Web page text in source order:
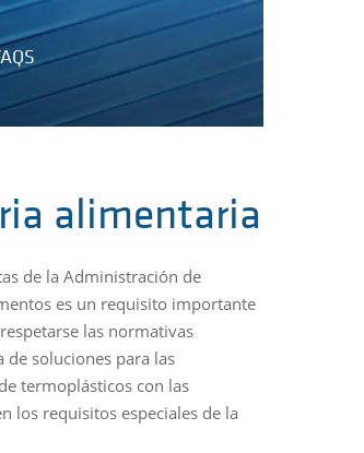
alimentaria
de la Administración de
es un requisito importante
las normativas
soluciones para las
termoplásticos con las
los requisitos especiales de la